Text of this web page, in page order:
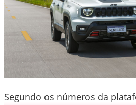
Segundo os números da